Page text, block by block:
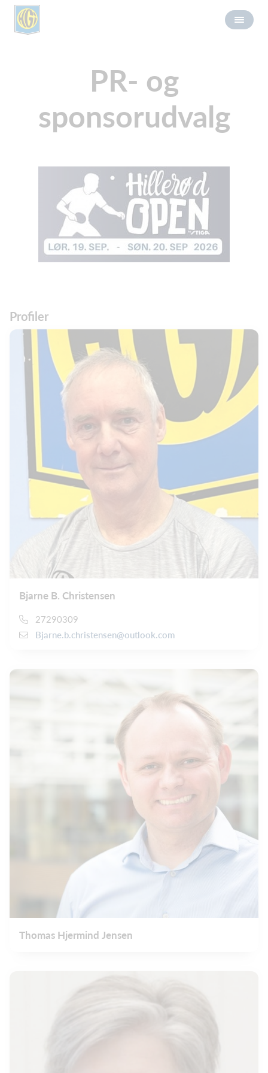
PR- og
sponsorudvalg
Profiler
Bjarne B. Christensen
27290309
Bjarne.b.christensen@outlook.com
Thomas Hjermind Jensen